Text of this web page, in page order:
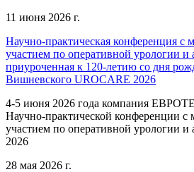
11 июня 2026 г.
Научно-практическая конференция с
участием по оперативной урологии и
приуроченная к 120-летию со дня
Вишневского UROCARE 2026
4-5 июня 2026 года компания
Научно-практической конференции
участием по оперативной урологии
2026
28 мая 2026 г.